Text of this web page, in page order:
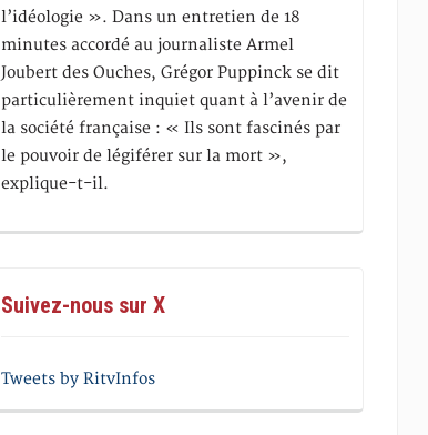
l’idéologie ». Dans un entretien de 18
minutes accordé au journaliste Armel
Joubert des Ouches, Grégor Puppinck se dit
particulièrement inquiet quant à l’avenir de
la société française : « Ils sont fascinés par
le pouvoir de légiférer sur la mort »,
explique-t-il.
Suivez-nous sur X
Tweets by RitvInfos